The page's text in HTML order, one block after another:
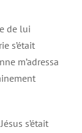
de lui
s’était
m’adressa
s’était